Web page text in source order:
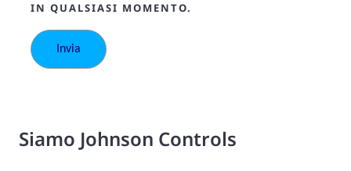
IN QUALSIASI MOMENTO.
Siamo Johnson Controls